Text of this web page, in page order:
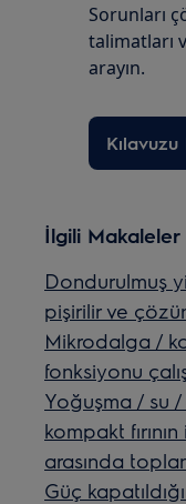
Sorunları
talimatları
arayın.
Kılavuzu
İlgili Makaleler
Dondurulmuş
pişirilir ve
Mikrodalga /
fonksiyonu
Yoğuşma / su
kompakt
arasında
Güç